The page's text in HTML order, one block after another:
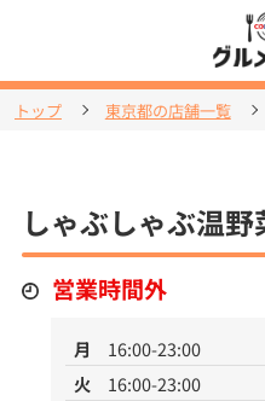
トップ 東京都の店舗一覧
しゃぶしゃぶ温野
営業時間外
月
16:00-23:00
火
16:00-23:00